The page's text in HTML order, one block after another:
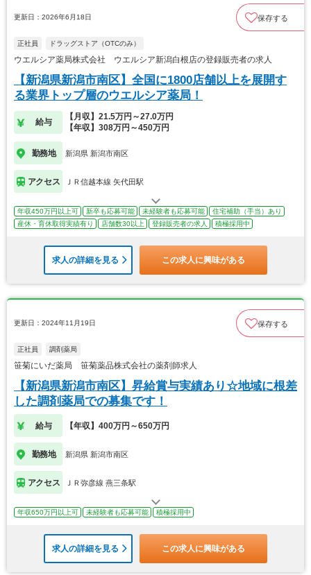
更新日：2026年6月18日 保存する
正社員 ドラッグストア（OTCのみ）
ウエルシア薬局株式会社 ウエルシア新潟白根店の登録販売者の求人
【新潟県新潟市南区】全国に1800店舗以上を展開す
る業界トップ層のウエルシア薬局！
給与
【月収】21.5万円～27.0万円
【年収】308万円～450万円
勤務地 新潟県 新潟市南区
アクセス ＪＲ信越本線 矢代田駅
年収450万円以上可 新卒も応募可能 未経験者も応募可能
住宅補助（手当）あり
産休・育休取得実績有り
店舗数30以上 登録販売者の求人 積極採用中
求人の詳細を見る この求人に興味がある
更新日：2024年11月19日 保存する
正社員 調剤薬局
笹菊にいだ薬局 笹菊薬品株式会社の薬剤師求人
【新潟県新潟市南区】昇給賞与実績あり☆地域に根差
した調剤薬局での募集です！
給与 【年収】400万円～650万円
勤務地 新潟県 新潟市南区
アクセス ＪＲ弥彦線 燕三条駅
年収650万円以上可 未経験者も応募可能 積極採用中
求人の詳細を見る この求人に興味がある